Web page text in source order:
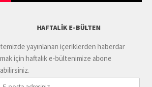
HAFTALIK E-BÜLTEN
yayınlanan içeriklerden haberdar
için haftalık e-bültenimize abone